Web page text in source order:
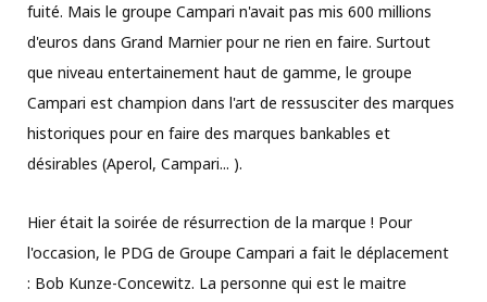
fuité. Mais le groupe Campari n'avait pas mis 600 millions
d'euros dans Grand Marnier pour ne rien en faire. Surtout
que niveau entertainement haut de gamme, le groupe
Campari est champion dans l'art de ressusciter des marques
historiques pour en faire des marques bankables et
désirables (Aperol, Campari... ).
Hier était la soirée de résurrection de la marque ! Pour
l'occasion, le PDG de Groupe Campari a fait le déplacement
: Bob Kunze-Concewitz. La personne qui est le maitre